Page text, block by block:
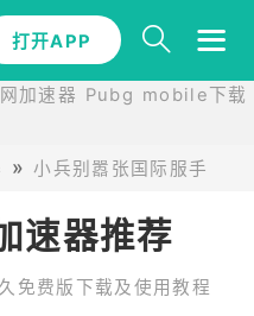
打开APP
加速器 Pubg mobile下载
小兵别嚣张国际服手游加
速器推荐
免费版下载及使用教程